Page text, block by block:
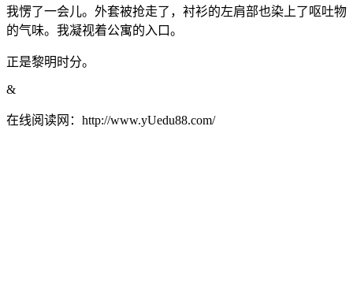
我愣了一会儿。外套被抢走了，衬衫的左肩部也染上了呕吐物
的气味。我凝视着公寓的入口。
正是黎明时分。
&
在线阅读网：http://www.yUedu88.com/